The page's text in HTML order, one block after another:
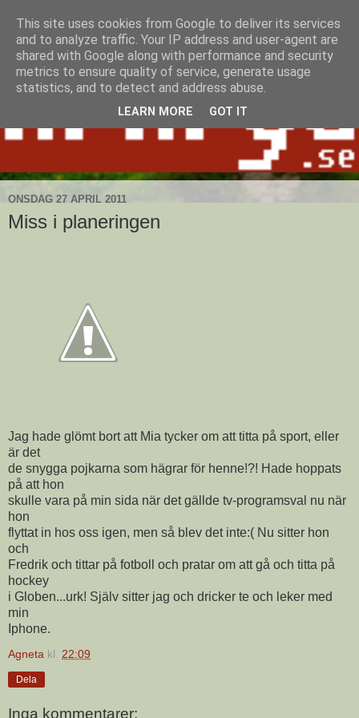
ONSDAG 27 APRIL 2011
Miss i planeringen
Jag hade glömt bort att Mia tycker om att titta på sport, eller
är det
de snygga pojkarna som hägrar för henne!?! Hade hoppats
på att hon
skulle vara på min sida när det gällde tv-programsval nu när
hon
flyttat in hos oss igen, men så blev det inte:( Nu sitter hon
och
Fredrik och tittar på fotboll och pratar om att gå och titta på
hockey
i Globen...urk! Själv sitter jag och dricker te och leker med
min
Iphone.
Agneta kl. 22:09
Dela
Inga kommentarer:
This site uses cookies from Google to deliver its services
and to analyze traffic. Your IP address and user-agent are
shared with Google along with performance and security
metrics to ensure quality of service, generate usage
statistics, and to detect and address abuse.
LEARN MORE GOT IT